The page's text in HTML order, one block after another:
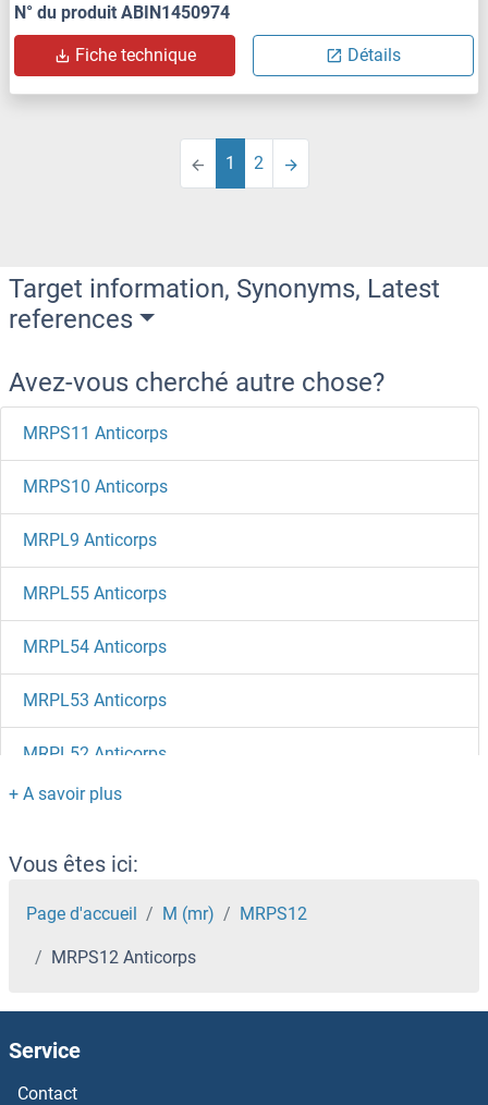
N° du produit ABIN1450974
Fiche technique Détails
1 2
Target information, Synonyms, Latest
references
Avez-vous cherché autre chose?
MRPS11 Anticorps
MRPS10 Anticorps
MRPL9 Anticorps
MRPL55 Anticorps
MRPL54 Anticorps
MRPL53 Anticorps
MRPL52 Anticorps
MRPL51 Anticorps
MRPL50 Anticorps
MRPL49 Anticorps
MRPL48 Anticorps
Vous êtes ici:
Page d'accueil M (mr) MRPS12
MRPS12 Anticorps
Service
Contact